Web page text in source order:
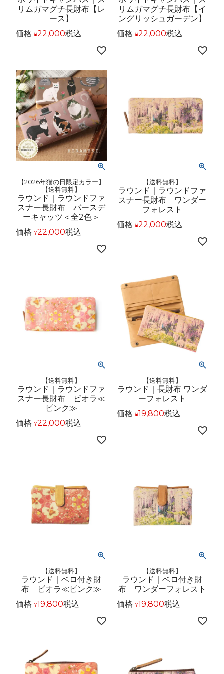
リムガマグチ長財布【レ
ース】
価格 ¥22,000税込
リムガマグチ長財布【イ
ングリッシュガーデン】
価格 ¥22,000税込
【2026年猫の日限定カラー】
【送料無料】
ラウンド｜ラウンドファ
スナー長財布 バースデ
ーキャッツ＜全2色＞
価格 ¥22,000税込
【送料無料】
ラウンド｜ラウンドファ
スナー長財布 ワンダー
フォレスト
価格 ¥22,000税込
【送料無料】
ラウンド｜ラウンドファ
スナー長財布 ビオラ≪
ピンク≫
価格 ¥22,000税込
【送料無料】
ラウンド｜長財布 ワンダ
ーフォレスト
価格 ¥19,800税込
【送料無料】
ラウンド｜ベロ付き財
布 ビオラ≪ピンク≫
価格 ¥19,800税込
【送料無料】
ラウンド｜ベロ付き財
布 ワンダーフォレスト
価格 ¥19,800税込